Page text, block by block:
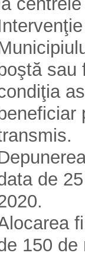
sau
beneficiar
de
150 de